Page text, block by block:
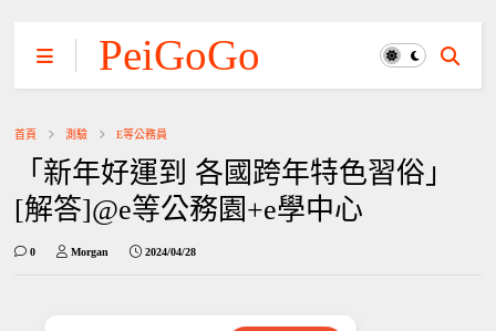
PeiGoGo
首頁 測驗 E等公務員
「新年好運到 各國跨年特色習俗」
[解答]@e等公務園+e學中心
0 Morgan 2024/04/28